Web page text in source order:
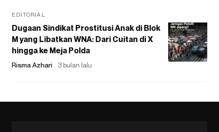
EDITORIAL
Dugaan Sindikat Prostitusi Anak di Blok
M yang Libatkan WNA: Dari Cuitan di X
hingga ke Meja Polda
Risma Azhari 3 bulan lalu